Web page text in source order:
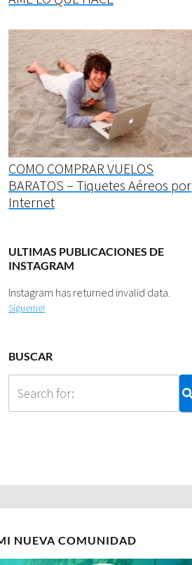
COMO COMPRAR VUELOS
BARATOS – Tiquetes Aéreos por
Internet
ULTIMAS PUBLICACIONES DE
INSTAGRAM
Instagram has returned invalid data.
Sígueme!
BUSCAR
NUEVA COMUNIDAD